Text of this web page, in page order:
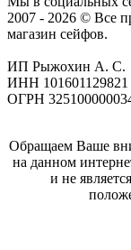
2007 - 2026 © Все
магазин сейфов.
ИП Рыжохин А. С.
ИНН 101601129821
ОГРН
Обращаем Ваше
на данном
и не